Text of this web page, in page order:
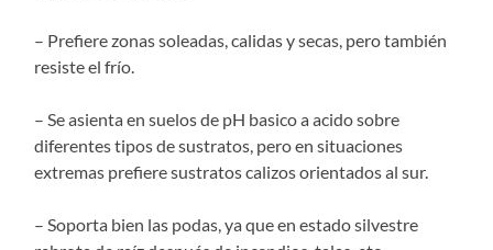
– Prefiere zonas soleadas, calidas y secas, pero también
resiste el frío.
– Se asienta en suelos de pH basico a acido sobre
diferentes tipos de sustratos, pero en situaciones
extremas prefiere sustratos calizos orientados al sur.
– Soporta bien las podas, ya que en estado silvestre